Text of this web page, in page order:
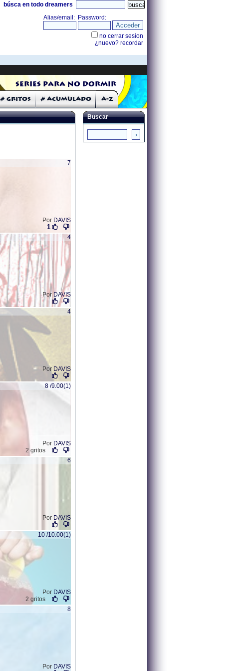
búsca en todo dreamers
Series para no dormir
# Gritos # Acumulado A-Z
7
Por DAVIS
1
4
Por DAVIS
4
Por DAVIS
8 /9.00(1)
Por DAVIS
2 gritos
6
Por DAVIS
10 /10.00(1)
Por DAVIS
2 gritos
8
Por DAVIS
Buscar